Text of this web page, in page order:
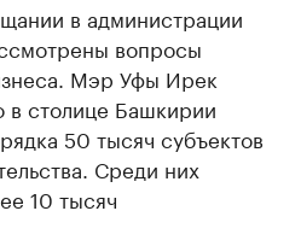
в администрации
вопросы
Мэр Уфы Ирек
в столице Башкирии
50 тысяч субъектов
Среди них
10 тысяч